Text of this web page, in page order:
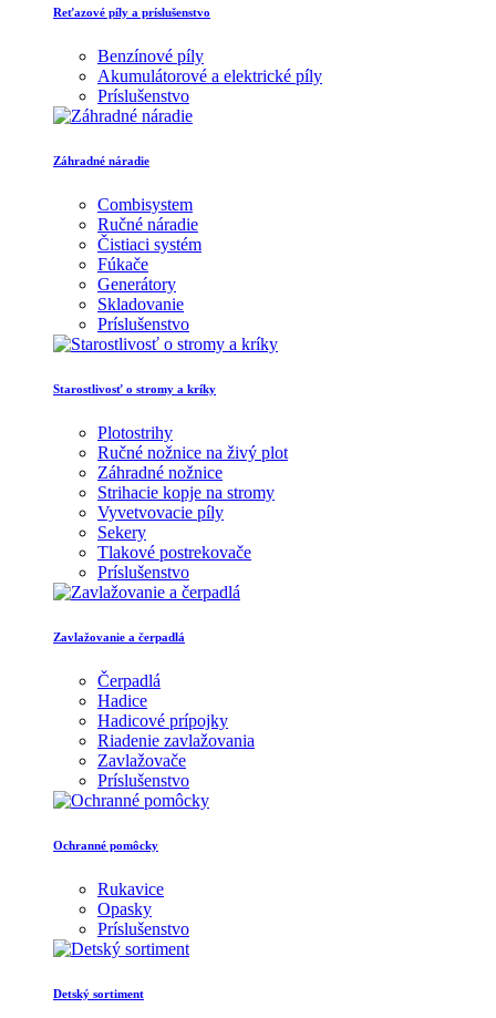
Reťazové píly a príslušenstvo
Benzínové píly
Akumulátorové a elektrické píly
Príslušenstvo
Záhradné náradie
Combisystem
Ručné náradie
Čistiaci systém
Fúkače
Generátory
Skladovanie
Príslušenstvo
Starostlivosť o stromy a kríky
Plotostrihy
Ručné nožnice na živý plot
Záhradné nožnice
Strihacie kopje na stromy
Vyvetvovacie píly
Sekery
Tlakové postrekovače
Príslušenstvo
Zavlažovanie a čerpadlá
Čerpadlá
Hadice
Hadicové prípojky
Riadenie zavlažovania
Zavlažovače
Príslušenstvo
Ochranné pomôcky
Rukavice
Opasky
Príslušenstvo
Detský sortiment